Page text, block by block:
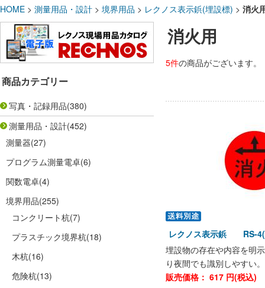
HOME > 測量用品・設計 > 境界用品 > レクノス表示鋲(埋設標) > 消火
商品カテゴリー
写真・記録用品(380)
測量用品・設計(452)
測量器(27)
プログラム測量電卓(6)
関数電卓(4)
境界用品(255)
コンクリート杭(7)
プラスチック境界杭(18)
木杭(16)
危険杭(13)
消火用
5件の商品がございます。
レクノス表示鋲 RS-
埋設物の存在や内容を明
り夜間でも識別しやすい。
販売価格： 617 円(税込)